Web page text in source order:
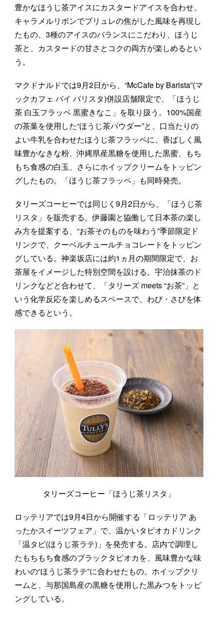
豊かなほうじ茶アイスにカスタードアイスを合わせ、
キャラメルリボンでブリュレの焦がした風味を再現し
たもの。3種のアイスのバランスにこだわり、ほうじ
茶と、カスタードの甘さとコクの両方が楽しめるとい
う。
マクドナルドでは9月2日から、“McCafe by Barista”(マ
ックカフェ バイ バリスタ)併設店舗限定で、「ほうじ
茶 白玉フラッペ 黒蜜きなこ」を取り扱う。100%国産
の茶葉を使用した“ほうじ茶パウダー”と、口当たりの
よい牛乳を合わせたほうじ茶フラッペに、香ばしく風
味豊かなきな粉、沖縄県産黒糖を使用した黒蜜、もち
もち食感の白玉、さらにホイップクリームをトッピン
グしたもの。「ほうじ茶フラッペ」も同時発売。
タリーズコーヒーでは同じく9月2日から、「ほうじ茶
リスタ」を販売する。伊藤園と協働して日本茶の楽し
み方を提案する、“お茶そのものを味わう”季節限定ド
リンクで、クーベルチュールチョコレートをトッピン
グしている。神楽坂店には約1ヵ月の期間限定で、お
茶屋をイメージした特別空間を設ける。宇治抹茶のド
リンクなどと合わせて、「タリーズ meets “お茶”」と
いう化学反応を楽しめるスペースで、わび・さびを体
感できるという。
タリーズコーヒー「ほうじ茶リスタ」
ロッテリアでは9月4日から開催する「ロッテリア あ
ったかスイーツフェア」で、温かいタピオカドリンク
「温タピ(ほうじ茶ラテ)」を発売する。店内で調理し
たもちもち食感のブラックタピオカを、風味豊かな味
わいの“ほうじ茶ラテ”に合わせたもの。ホイップクリ
ームと、与那国島産の黒糖を使用した黒みつをトッピ
ングしている。